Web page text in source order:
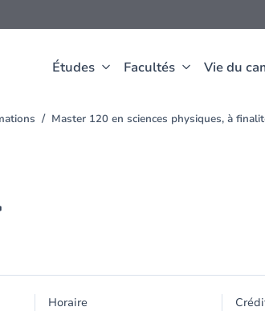
Études Facultés Vie du
Master 120 en sciences physiques, à
Horaire